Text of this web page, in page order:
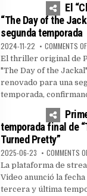
El
“The Day of the
segunda temporada
2024-11-22 COMMENTS
El thriller original de
"The Day of the
renovado para una
temporada,
1 5155
temporada final de
Turned Pretty”
2025-06-23 COMMENTS
La plataforma de
Video anunció la
tercera y última